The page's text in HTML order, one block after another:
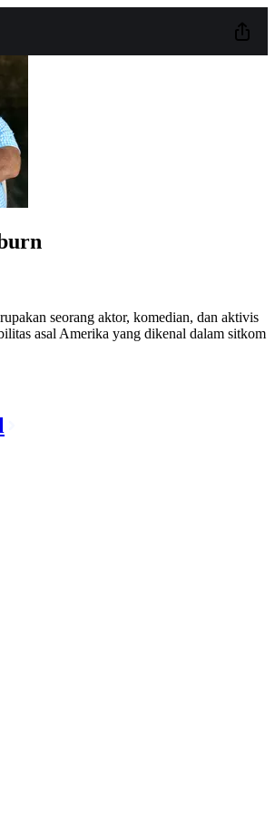
seorang aktor, komedian, dan aktivis
asal Amerika yang dikenal dalam sitkom